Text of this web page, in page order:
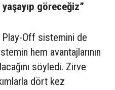
göreceğiz”
Off sistemini de
hem avantajlarının
söyledi. Zirve
dört kez